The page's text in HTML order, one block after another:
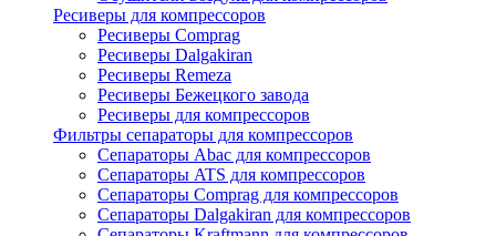
Ресиверы для компрессоров
Ресиверы Comprag
Ресиверы Dalgakiran
Ресиверы Remeza
Ресиверы Бежецкого завода
Ресиверы для компрессоров
Фильтры сепараторы для компрессоров
Сепараторы Abac для компрессоров
Сепараторы ATS для компрессоров
Сепараторы Comprag для компрессоров
Сепараторы Dalgakiran для компрессоров